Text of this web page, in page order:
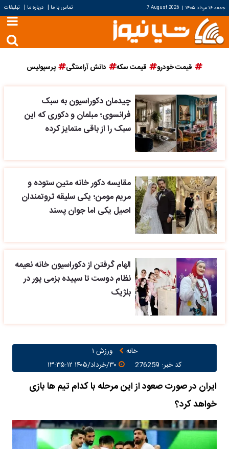
جمعه ۱۶ مرداد ۱۴۰۵ |
7 August 2026 تماس با ما | درباره ما | تبلیغات
قیمت خودرو قیمت سکه دانش آراستگی پرسپولیس
چیدمان دکوراسیون به سبک
فرانسوی؛ مبلمان و دکوری که این
سبک را از باقی متمایز کرده
مقایسه دکور خانه متین ستوده و
مریم مومن؛ یکی سلیقه ثروتمندان
اصیل یکی اما جوان پسند
الهام گرفتن از دکوراسیون خانه نعیمه
نظام دوست تا سپیده بزمی پور در
بلژیک
خانه
ورزش ۱
کد خبر: 276259
ایران در صورت صعود از این مرحله با کدام تیم ها بازی
خواهد کرد؟